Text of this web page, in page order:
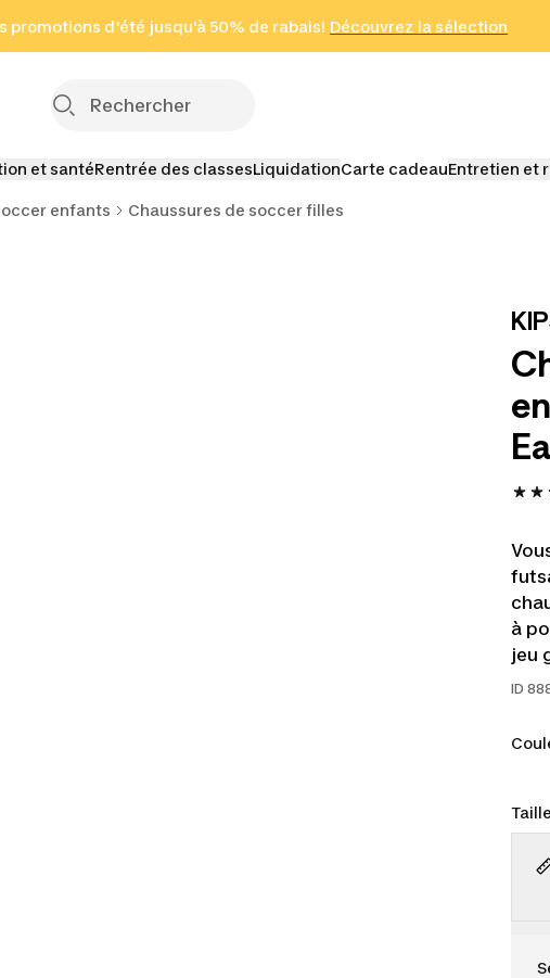
promotions d'été jusqu'à 50% de rabais! Découvrez la sélection
Cliquez ici
en seulement 2 h!
(Zones sélectionnées)
et santéRentrée des classesLiquidationCarte cadeauEntretien et
enfants Chaussures de soccer filles
à
jeu
ID
Taille